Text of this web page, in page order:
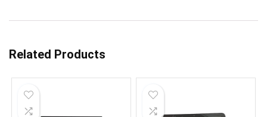
Related Products